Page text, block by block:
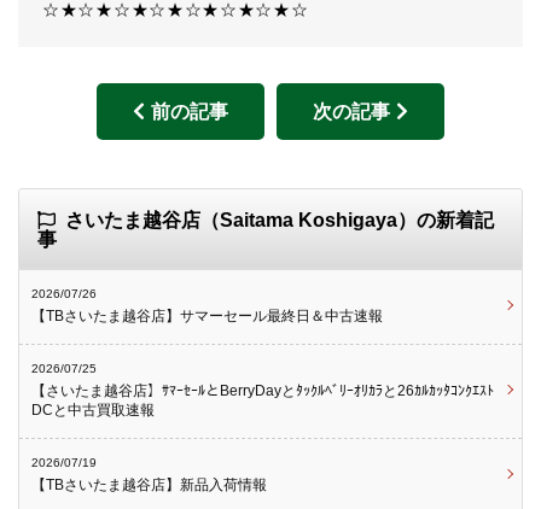
☆★☆★☆★☆★☆★☆★☆★☆
前の記事 次の記事
さいたま越谷店（Saitama Koshigaya）の新着記
事
2026/07/26
【TBさいたま越谷店】サマーセール最終日＆中古速報
2026/07/25
【さいたま越谷店】ｻﾏｰｾｰﾙとBerryDayとﾀｯｸﾙﾍﾞﾘｰｵﾘｶﾗと26ｶﾙｶｯﾀｺﾝｸｴｽﾄ
DCと中古買取速報
2026/07/19
【TBさいたま越谷店】新品入荷情報